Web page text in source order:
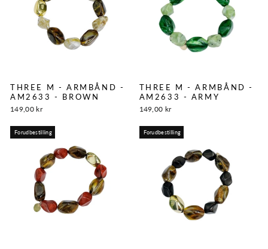
THREE M - ARMBÅND -
AM2633 - BROWN
149,00 kr
THREE M - ARMBÅND -
AM2633 - ARMY
149,00 kr
Forudbestilling Forudbestilling